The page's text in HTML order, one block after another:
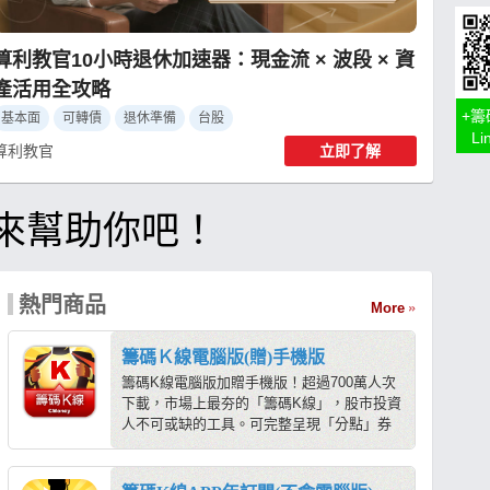
共 15 個章節
利教官10小時退休加速器：現金流 × 波段 × 資
活用全攻略
基本面 可轉債 退休準備 台股
利教官 立即了解
幫助你吧！
熱門商品 More
籌碼Ｋ線電腦版(贈)手機版
籌碼K線電腦版加贈手機版！超過700萬人次
下載，市場上最夯的「籌碼K線」，股市投資
人不可或缺的工具。可完整呈現「分點」券
商進出表、主力籌碼、三大法人布局。簡
單、好用，包含多種籌碼選股功能、分析贏
家大戶，主力進出無所遁形！馬上開啟即可
+籌